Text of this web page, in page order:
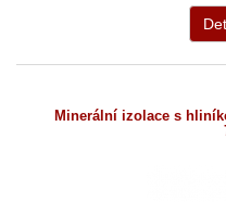
Minerální izolace s